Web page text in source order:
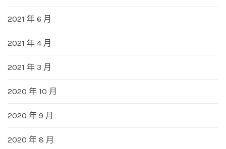
2021 年 6 月
2021 年 4 月
2021 年 3 月
2020 年 10 月
2020 年 9 月
2020 年 8 月